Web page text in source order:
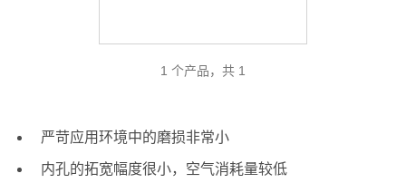
1 个产品，共 1
严苛应用环境中的磨损非常小
内孔的拓宽幅度很小，空气消耗量较低